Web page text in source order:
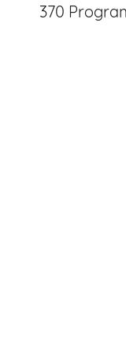
entradas
370